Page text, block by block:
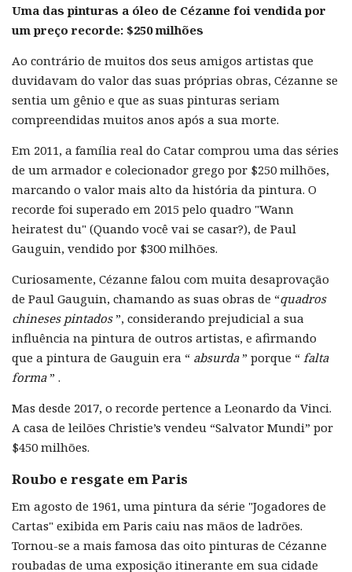
Uma das pinturas a óleo de Cézanne foi vendida por
um preço recorde: $250 milhões
Ao contrário de muitos dos seus amigos artistas que
duvidavam do valor das suas próprias obras, Cézanne se
sentia um gênio e que as suas pinturas seriam
compreendidas muitos anos após a sua morte.
Em 2011, a família real do Catar comprou uma das séries
de um armador e colecionador grego por $250 milhões,
marcando o valor mais alto da história da pintura. O
recorde foi superado em 2015 pelo quadro "Wann
heiratest du" (Quando você vai se casar?), de Paul
Gauguin, vendido por $300 milhões.
Curiosamente, Cézanne falou com muita desaprovação
de Paul Gauguin, chamando as suas obras de “quadros
chineses pintados”, considerando prejudicial a sua
influência na pintura de outros artistas, e afirmando
que a pintura de Gauguin era “ absurda” porque “ falta
forma” .
Mas desde 2017, o recorde pertence a Leonardo da Vinci.
A casa de leilões Christie’s vendeu “Salvator Mundi” por
$450 milhões.
Roubo e resgate em Paris
Em agosto de 1961, uma pintura da série "Jogadores de
Cartas" exibida em Paris caiu nas mãos de ladrões.
Tornou-se a mais famosa das oito pinturas de Cézanne
roubadas de uma exposição itinerante em sua cidade